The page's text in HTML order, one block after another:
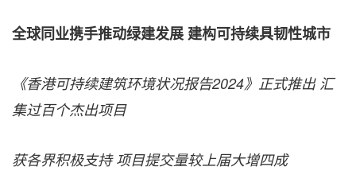
全球同业携手推动绿建发展 建构可持续具韧性城市
《香港可持续建筑环境状况报告2024》正式推出 汇
集过百个杰出项目
获各界积极支持 项目提交量较上届大增四成